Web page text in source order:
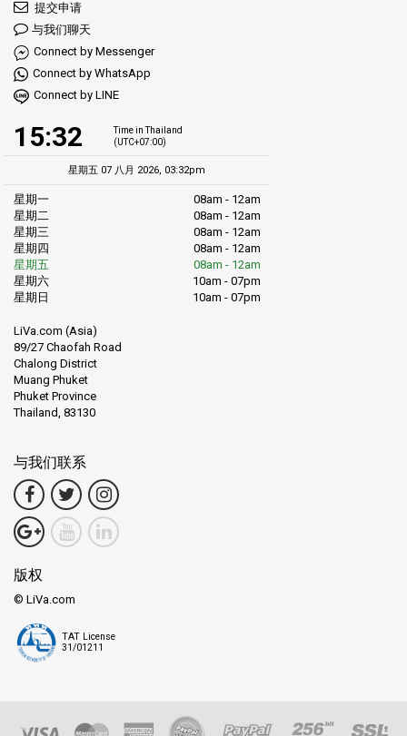
提交申请
与我们聊天
Connect by Messenger
Connect by WhatsApp
Connect by LINE
15:32
Time in Thailand
(UTC+07:00)
星期五 07 八月 2026, 03:32pm
星期一
08am - 12am
星期二
08am - 12am
星期三
08am - 12am
星期四
08am - 12am
星期五
08am - 12am
星期六
10am - 07pm
星期日
10am - 07pm
LiVa.com (Asia)
89/27 Chaofah Road
Chalong District
Muang Phuket
Phuket Province
Thailand, 83130
与我们联系
版权
© LiVa.com
TAT License
31/01211